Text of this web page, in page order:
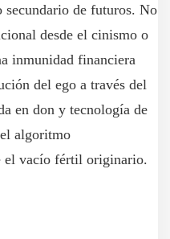
de futuros. No
desde el cinismo o
inmunidad financiera
del ego a través del
en don y tecnología de
algoritmo
el vacío fértil originario.